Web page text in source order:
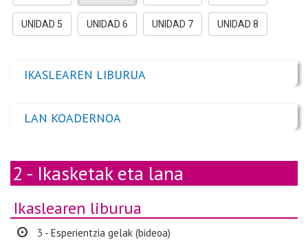
UNIDAD 5 UNIDAD 6 UNIDAD 7 UNIDAD 8
IKASLEAREN LIBURUA
LAN KOADERNOA
2 - Ikasketak eta lana
Ikaslearen liburua
3 - Esperientzia gelak (bideoa)